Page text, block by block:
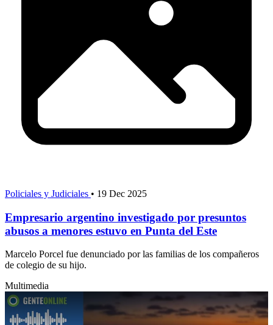
Policiales y Judiciales • 19 Dec 2025
Empresario argentino investigado por presuntos
abusos a menores estuvo en Punta del Este
Marcelo Porcel fue denunciado por las familias de los compañeros
de colegio de su hijo.
Multimedia